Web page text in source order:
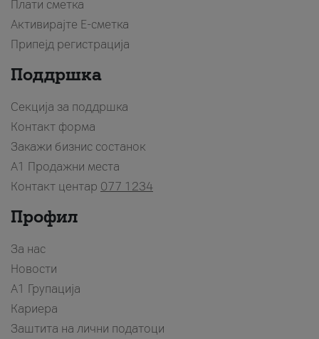
Плати сметка
Активирајте Е-сметка
Припејд регистрација
Поддршка
Секција за поддршка
Контакт форма
Закажи бизнис состанок
A1 Продажни места
Контакт центар 077 1234
Профил
За нас
Новости
А1 Групација
Кариера
Заштита на лични податоци